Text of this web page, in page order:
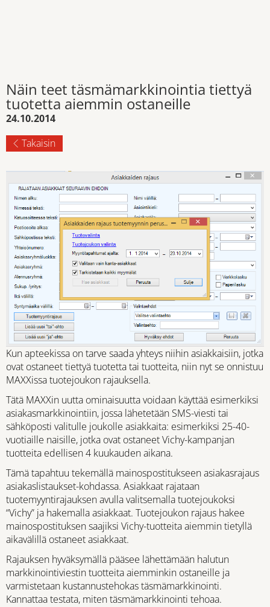
Näin teet täsmämarkkinointia tiettyä
tuotetta aiemmin ostaneille
24.10.2014
Takaisin
Kun apteekissa on tarve saada yhteys niihin asiakkaisiin, jotka
ovat ostaneet tiettyä tuotetta tai tuotteita, niin nyt se onnistuu
MAXXissa tuotejoukon rajauksella.
Tätä MAXXin uutta ominaisuutta voidaan käyttää esimerkiksi
asiakasmarkkinointiin, jossa lähetetään SMS-viesti tai
sähköposti valitulle joukolle asiakkaita: esimerkiksi 25-40-
vuotiaille naisille, jotka ovat ostaneet Vichy-kampanjan
tuotteita edellisen 4 kuukauden aikana.
Tämä tapahtuu tekemällä mainospostitukseen asiakasrajaus
asiakaslistaukset-kohdassa. Asiakkaat rajataan
tuotemyyntirajauksen avulla valitsemalla tuotejoukoksi
“Vichy” ja hakemalla asiakkaat. Tuotejoukon rajaus hakee
mainospostituksen saajiksi Vichy-tuotteita aiemmin tietyllä
aikavälillä ostaneet asiakkaat.
Rajauksen hyväksymällä pääsee lähettämään halutun
markkinointiviestin tuotteita aiemminkin ostaneille ja
varmistetaan kustannustehokas täsmämarkkinointi.
Kannattaa testata, miten täsmämarkkinointi tehoaa.